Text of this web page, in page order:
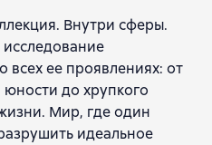
Внутри сферы.
всех ее проявлениях: от
до хрупкого
Мир, где один
идеальное